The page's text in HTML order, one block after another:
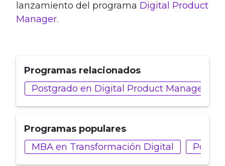
lanzamiento del programa Digital Product
Manager.
Programas relacionados
Postgrado en Digital Product
Programas populares
MBA en Transformación Digital